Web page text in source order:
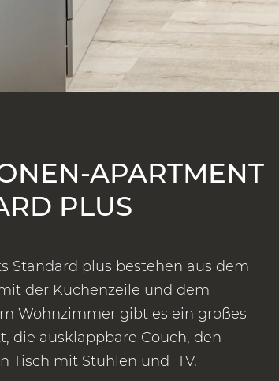
APARTMENT
PLUS
Standard plus bestehen aus dem
der Küchenzeile und dem
Wohnzimmer gibt es ein großes
die ausklappbare Couch, den
Tisch mit Stühlen und TV.